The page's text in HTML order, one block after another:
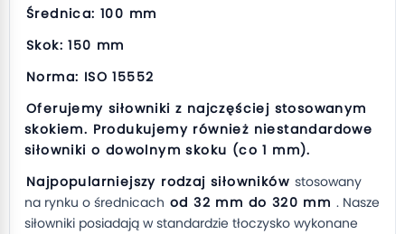
Średnica: 100 mm
Skok: 150 mm
Norma: ISO 15552
Oferujemy siłowniki z najczęściej stosowanym
skokiem. Produkujemy również niestandardowe
siłowniki o dowolnym skoku (co 1 mm).
Najpopularniejszy rodzaj siłowników stosowany
na rynku o średnicach od 32 mm do 320 mm . Nasze
siłowniki posiadają w standardzie tłoczysko wykonane